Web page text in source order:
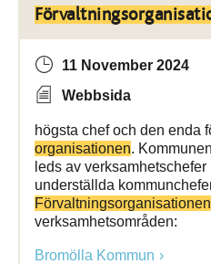
11 November 2024
Webbsida
högsta chef och den enda
organisationen.
leds av
underställda
Förvaltningsorganisationen
verksamhetsområden:
Bromölla Kommun